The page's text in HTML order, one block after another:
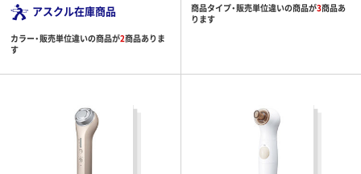
アスクル在庫商品
カラー・販売単位違いの商品が2商品ありま
す
商品タイプ・販売単位違いの商品が3商品あ
ります